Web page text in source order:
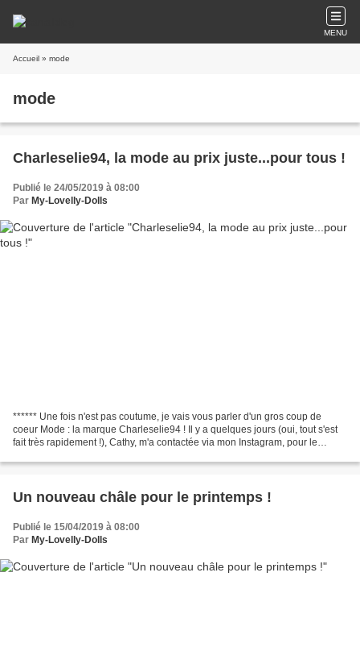
MENU
Accueil » mode
mode
Charleselie94, la mode au prix juste...pour tous !
Publié le 24/05/2019 à 08:00
Par My-Lovelly-Dolls
****** Une fois n'est pas coutume, je vais vous parler d'un gros coup de
coeur Mode : la marque Charleselie94 ! Il y a quelques jours (oui, tout s'est
fait très rapidement !), Cathy, m'a contactée via mon Instagram, pour le
Un nouveau châle pour le printemps !
Publié le 15/04/2019 à 08:00
Par My-Lovelly-Dolls